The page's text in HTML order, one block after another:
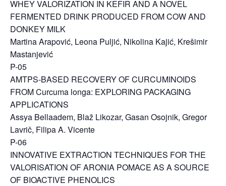
WHEY VALORIZATION IN KEFIR AND A NOVEL
FERMENTED DRINK PRODUCED FROM COW AND
DONKEY MILK
Martina Arapović, Leona Puljić, Nikolina Kajić, Krešimir
Mastanjević
P-05
AMTPS-BASED RECOVERY OF CURCUMINOIDS
FROM Curcuma longa: EXPLORING PACKAGING
APPLICATIONS
Assya Bellaadem, Blaž Likozar, Gasan Osojnik, Gregor
Lavrič, Filipa A. Vicente
P-06
INNOVATIVE EXTRACTION TECHNIQUES FOR THE
VALORISATION OF ARONIA POMACE AS A SOURCE
OF BIOACTIVE PHENOLICS